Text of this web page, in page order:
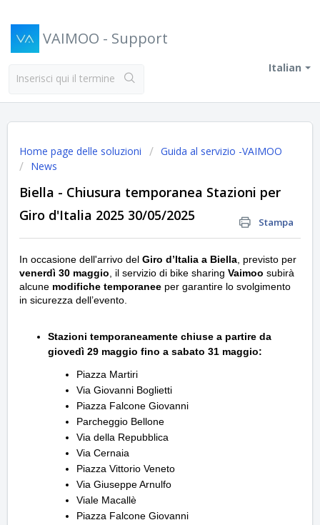
VAIMOO - Support
Italian
Home page delle soluzioni
Guida al servizio -VAIMOO
News
Biella - Chiusura temporanea Stazioni per
Giro d'Italia 2025 30/05/2025
Stampa
In occasione dell'arrivo del Giro d’Italia a Biella, previsto per
venerdì 30 maggio, il servizio di bike sharing Vaimoo subirà
alcune modifiche temporanee per garantire lo svolgimento
in sicurezza dell’evento.
Stazioni temporaneamente chiuse a partire da
giovedì 29 maggio fino a sabato 31 maggio:
Piazza Martiri
Via Giovanni Boglietti
Piazza Falcone Giovanni
Parcheggio Bellone
Via della Repubblica
Via Cernaia
Piazza Vittorio Veneto
Via Giuseppe Arnulfo
Viale Macallè
Piazza Falcone Giovanni